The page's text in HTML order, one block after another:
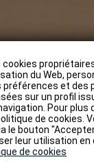
cookies
du Web,
préférences et des
sur un profil
Pour plus
de cookies.
le bouton
leur utilisation en
de cookies